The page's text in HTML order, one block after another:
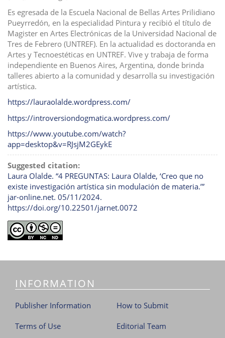
Es egresada de la Escuela Nacional de Bellas Artes Prilidiano
Pueyrredón, en la especialidad Pintura y recibió el título de
Magister en Artes Electrónicas de la Universidad Nacional de
Tres de Febrero (UNTREF). En la actualidad es doctoranda en
Artes y Tecnoestéticas en UNTREF. Vive y trabaja de forma
independiente en Buenos Aires, Argentina, donde brinda
talleres abierto a la comunidad y desarrolla su investigación
artística.
https://lauraolalde.wordpress.com/
https://introversiondogmatica.wordpress.com/
https://www.youtube.com/watch?
app=desktop&v=RJsjM2GEykE
Suggested citation:
Laura Olalde. “4 PREGUNTAS: Laura Olalde, ‘Creo que no
existe investigación artística sin modulación de materia.’”
jar-online.net. 05/11/2024.
https://doi.org/10.22501/jarnet.0072
INFORMATION
Publisher Information
Terms of Use
How to Submit
Editorial Team